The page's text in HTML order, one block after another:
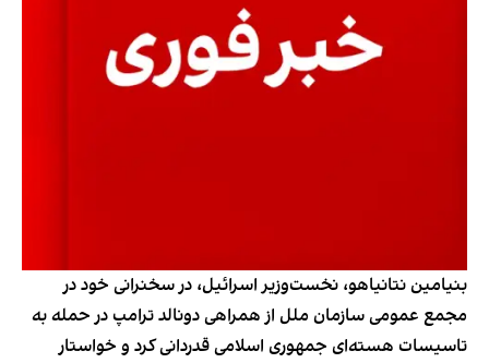
بنیامین نتانیاهو، نخست‌وزیر اسرائیل، در سخنرانی خود در
مجمع عمومی سازمان ملل از همراهی دونالد ترامپ در حمله به
تاسیسات هسته‌ای جمهوری اسلامی قدردانی کرد و خواستار